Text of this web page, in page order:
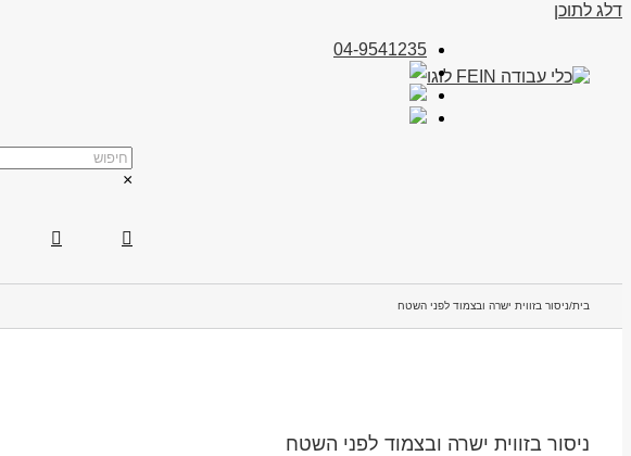
דלג לתוכן
04-9541235
×
בית/ניסור בזווית ישרה ובצמוד לפני השטח
ניסור בזווית ישרה ובצמוד לפני השטח